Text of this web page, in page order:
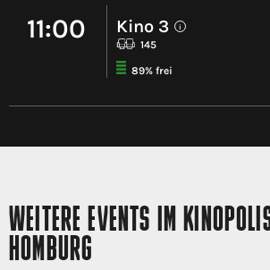
11:00 Kino 3 i
145
89% frei
WEITERE EVENTS IM
HOMBURG